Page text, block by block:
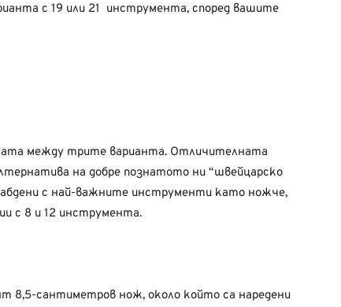
с 19 или 21 инструмента, според вашите
между трите варианта. Отличителната
на добре познатото ни “швейцарско
с най-важните инструменти като ножче,
с 8 и 12 инструмента.
8,5-сантиметров нож, около който са наредени